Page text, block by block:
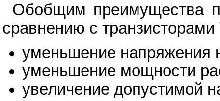
Обобщим преимущества
сравнению с
уменьшение напряжения
уменьшение мощности
увеличение допустимой